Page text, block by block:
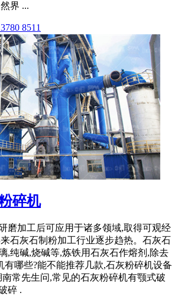
界 ...
8511
碎机
磨加工后可应用于诸多领域,取得可观经
石灰石制粉加工行业逐步趋热。石灰石
,纯碱,烧碱等,炼铁用石灰石作熔剂,除去
有哪些?能不能推荐几款,石灰粉碎机设备
常先生问,常见的石灰粉碎机有颚式破
碎 .